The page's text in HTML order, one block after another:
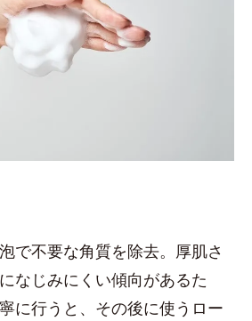
で不要な角質を除去。厚肌さ
なじみにくい傾向があるた
に行うと、その後に使うロー